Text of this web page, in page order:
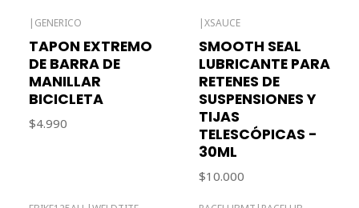
| GENERICO
TAPON EXTREMO
DE BARRA DE
MANILLAR
BICICLETA
$4.990
|XSAUCE
SMOOTH SEAL
LUBRICANTE PARA
RETENES DE
SUSPENSIONES Y
TIJAS
TELESCÓPICAS -
30ML
$10.000